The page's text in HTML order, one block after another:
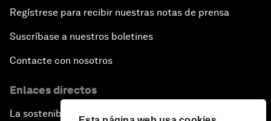
Regístrese para recibir nuestras notas de prensa
Suscríbase a nuestros boletines
Contacte con nosotros
Enlaces directos
La sostenibilidad en el Foro